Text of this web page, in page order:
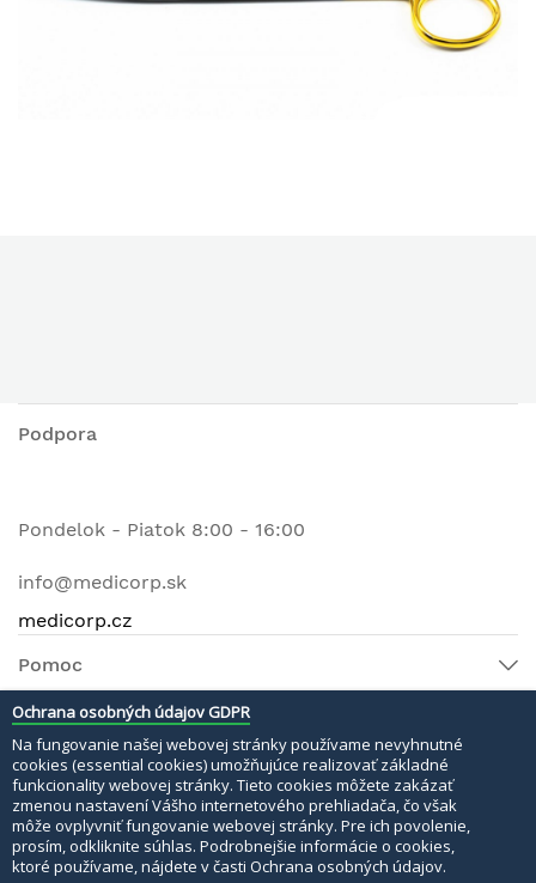
Podpora
Pondelok - Piatok 8:00 - 16:00
info@medicorp.sk
medicorp.cz
Pomoc
© 2022 MEDI MATERI s.r.o. Všetky práva vyhradené.
Bezpečné platby:
Ochrana osobných údajov GDPR
Na fungovanie našej webovej stránky používame nevyhnutné
cookies (essential cookies) umožňujúce realizovať základné
funkcionality webovej stránky. Tieto cookies môžete zakázať
zmenou nastavení Vášho internetového prehliadača, čo však
môže ovplyvniť fungovanie webovej stránky. Pre ich povolenie,
prosím, odkliknite súhlas. Podrobnejšie informácie o cookies,
ktoré používame, nájdete v časti Ochrana osobných údajov.